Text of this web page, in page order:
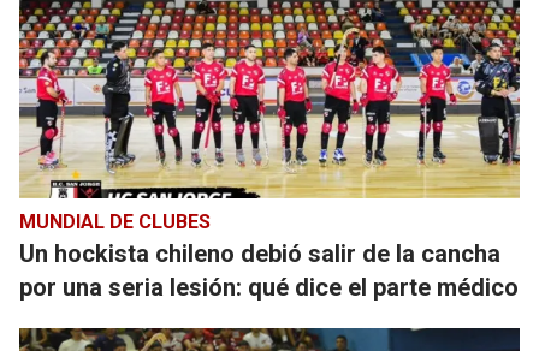
MUNDIAL DE CLUBES
Un hockista chileno debió salir de la cancha
por una seria lesión: qué dice el parte médico